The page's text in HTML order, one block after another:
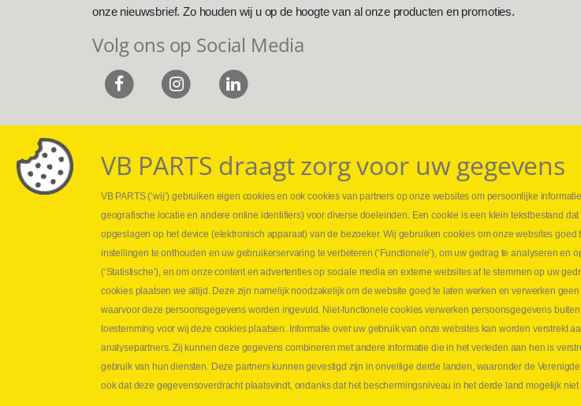
onze nieuwsbrief. Zo houden wij u op de hoogte van al onze producten en promoties.
Volg ons op Social Media
Webshop
Nieuws
Jobs
Leveringen
Drukcontrole set
Persmaten
Hydrogroepen
Hydraulische slangen
Contact VB Parts
Abraham Hansstraat 7,B-8800 Roeselare
VB PARTS draagt zorg voor uw gegevens
VB PARTS (‘wij’) gebruiken eigen cookies en ook cookies van partners op onze websites om persoonlijke
geografische locatie en andere online identifiers) voor diverse doeleinden. Een cookie is een klein tekstbestand
opgeslagen op het device (elektronisch apparaat) van de bezoeker. Wij gebruiken cookies om onze websites goed
instellingen te onthouden en uw gebruikerservaring te verbeteren (‘Functionele’), om uw gedrag te analyseren en
(‘Statistische’), en om onze content en advertenties op sociale media en externe websites af te stemmen op uw
cookies plaatsen we altijd. Deze zijn namelijk noodzakelijk om de website goed te laten werken en verwerken
waarvoor deze persoonsgegevens worden ingevuld. Niet-functionele cookies verwerken persoonsgegevens
toestemming voor wij deze cookies plaatsen. Informatie over uw gebruik van onze websites kan worden verstrekt
analysepartners. Zij kunnen deze gegevens combineren met andere informatie die in het verleden aan hen is
gebruik van hun diensten. Deze partners kunnen gevestigd zijn in onveilige derde landen, waaronder de
ook dat deze gegevensoverdracht plaatsvindt, ondanks dat het beschermingsniveau in het derde land mogelijk